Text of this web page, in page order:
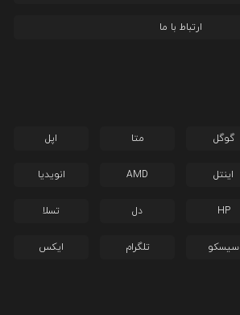
ارتباط با ما
گوگل متا اپل
اینتل AMD انویدیا
HP دل تسلا
سیسکو تلگرام ایکس